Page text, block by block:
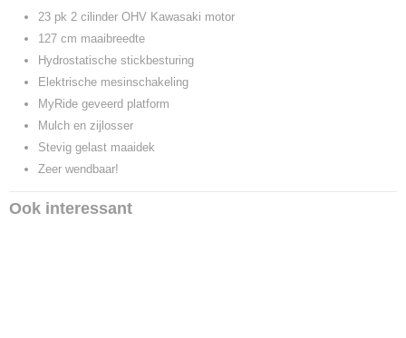
23 pk 2 cilinder OHV Kawasaki motor
127 cm maaibreedte
Hydrostatische stickbesturing
Elektrische mesinschakeling
MyRide geveerd platform
Mulch en zijlosser
Stevig gelast maaidek
Zeer wendbaar!
Ook interessant